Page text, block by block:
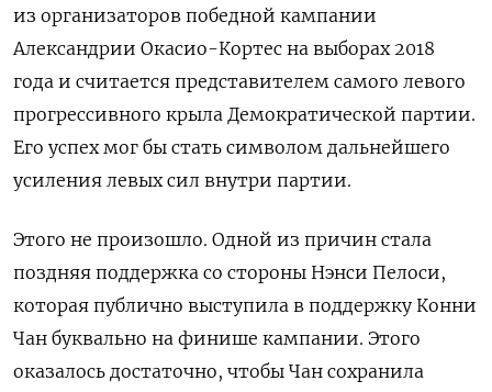
из организаторов победной кампании
Александрии Окасио-Кортес на выборах 2018
года и считается представителем самого левого
прогрессивного крыла Демократической партии.
Его успех мог бы стать символом дальнейшего
усиления левых сил внутри партии.
Этого не произошло. Одной из причин стала
поздняя поддержка со стороны Нэнси Пелоси,
которая публично выступила в поддержку Конни
Чан буквально на финише кампании. Этого
оказалось достаточно, чтобы Чан сохранила